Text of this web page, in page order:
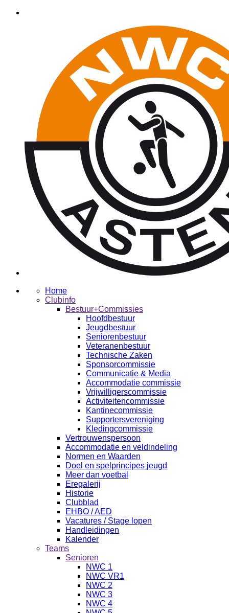
Home
Clubinfo
Bestuur+Commissies
Hoofdbestuur
Jeugdbestuur
Seniorenbestuur
Veteranenbestuur
Technische Zaken
Sponsorcommissie
Communicatie & Media
Accommodatie commissie
Vrijwilligerscommissie
Activiteitencommissie
Kantinecommissie
Supportersvereniging
Kledingcommissie
Vertrouwenspersoon
Accommodatie en veldindeling
Normen en Waarden
Doel en spelprincipes jeugd
Meer dan voetbal
Eregalerij
Historie
Clubblad
EHBO / AED
Vacatures / Stage lopen
Handleidingen
Kalender
Teams
Senioren
NWC 1
NWC VR1
NWC 2
NWC 3
NWC 4